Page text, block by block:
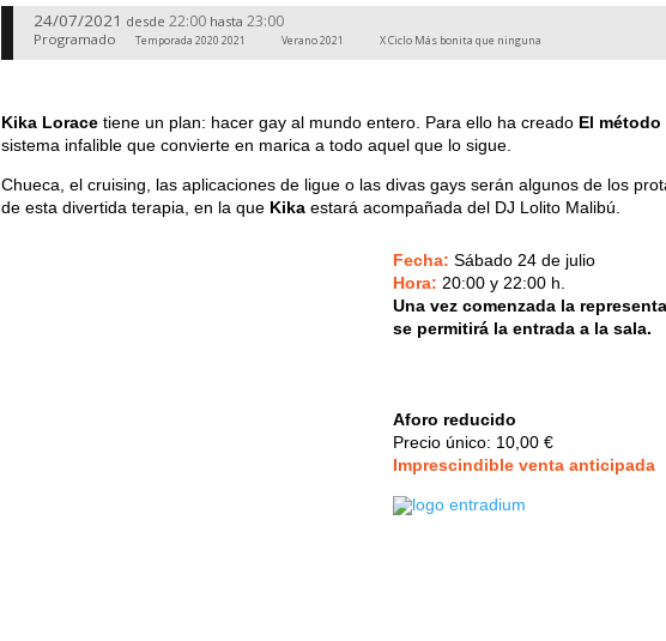
24/07/2021 desde 22:00 hasta 23:00
Programado Temporada 2020 2021 Verano 2021 X Ciclo Más bonita que ninguna
Kika Lorace tiene un plan: hacer gay al mundo entero. Para ello ha creado El método
sistema infalible que convierte en marica a todo aquel que lo sigue.
Chueca, el cruising, las aplicaciones de ligue o las divas gays serán algunos de los
de esta divertida terapia, en la que Kika estará acompañada del DJ Lolito Malibú.
Fecha:Sábado 24 de julio
Hora: 20:00 y 22:00 h.
Una vez comenzada la
se permitirá la entrada a la sala.
Aforo reducido
Precio único: 10,00 €
Imprescindible venta anticipada